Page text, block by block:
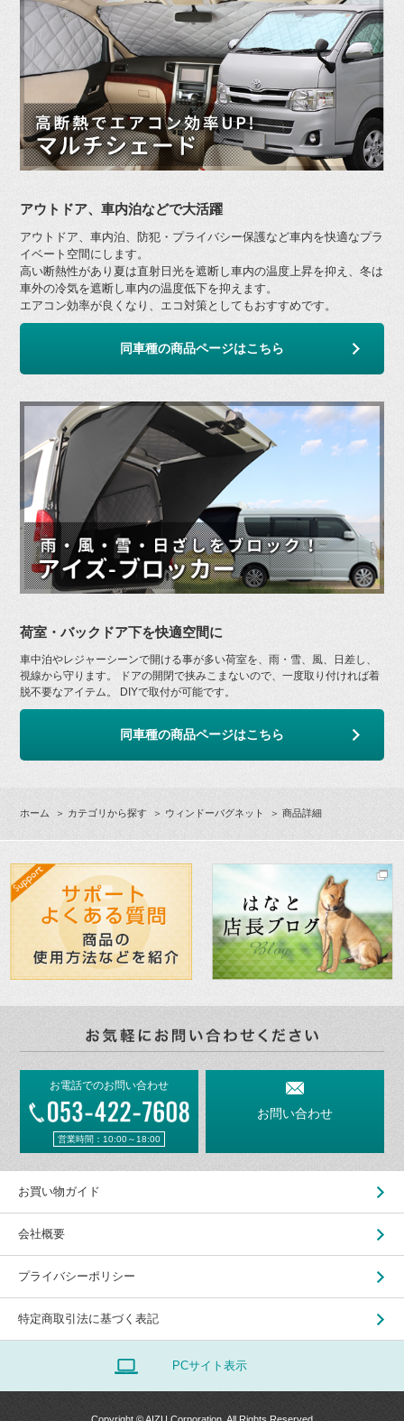
アウトドア、車内泊などで大活躍
アウトドア、車内泊、防犯・プライバシー保護など車内を快適なプラ
イベート空間にします。
高い断熱性があり夏は直射日光を遮断し車内の温度上昇を抑え、冬は
車外の冷気を遮断し車内の温度低下を抑えます。
エアコン効率が良くなり、エコ対策としてもおすすめです。
同車種の商品ページはこちら
荷室・バックドア下を快適空間に
車中泊やレジャーシーンで開ける事が多い荷室を、雨・雪、風、日差し、
視線から守ります。 ドアの開閉で挟みこまないので、一度取り付ければ着
脱不要なアイテム。 DIYで取付が可能です。
同車種の商品ページはこちら
ホーム ＞ カテゴリから探す ＞ ウィンドーバグネット ＞ 商品詳細
お電話でのお問い合わせ
営業時間：10:00～18:00
お問い合わせ
お買い物ガイド
会社概要
プライバシーポリシー
特定商取引法に基づく表記
PCサイト表示